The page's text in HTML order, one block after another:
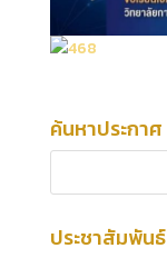
ค้นหาประกาศ
ประชาสัมพันธ์